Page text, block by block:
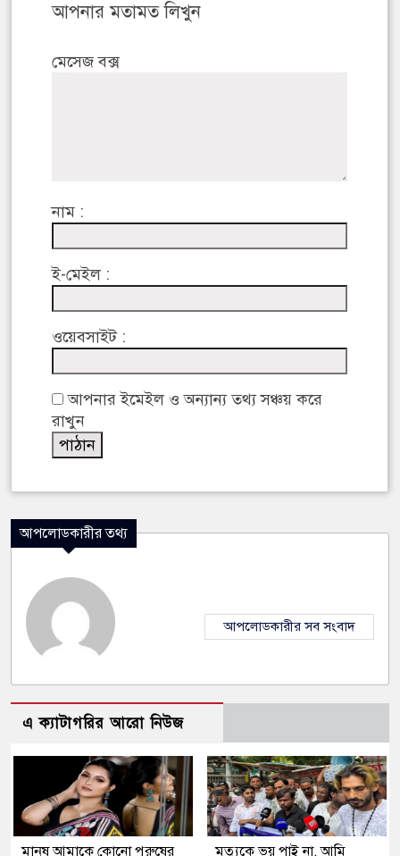
আপনার মতামত লিখুন
মেসেজ বক্স
নাম :
ই-মেইল :
ওয়েবসাইট :
আপনার ইমেইল ও অন্যান্য তথ্য সঞ্চয় করে
রাখুন
আপলোডকারীর তথ্য
আপলোডকারীর সব সংবাদ
এ ক্যাটাগরির আরো নিউজ
মানুষ আমাকে কোনো পুরুষের মৃত্যুকে ভয় পাই না, আমি